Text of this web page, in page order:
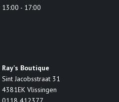
13:00 - 17:00
Ray's Boutique
Sint Jacobsstraat 31
4381EK Vlissingen